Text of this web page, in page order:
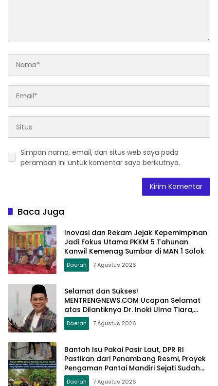
Simpan nama, email, dan situs web saya pada
peramban ini untuk komentar saya berikutnya.
Baca Juga
Inovasi dan Rekam Jejak Kepemimpinan
Jadi Fokus Utama PKKM 5 Tahunan
Kanwil Kemenag Sumbar di MAN 1 Solok
Daerah 7 Agustus 2026
Selamat dan Sukses!
MENTRENGNEWS.COM Ucapan Selamat
atas Dilantiknya Dr. Inoki Ulma Tiara,
S.Sos., M.Pd., sebagai Dirut PDAM Tirta
Alami Batusangkar
Daerah 7 Agustus 2026
Bantah Isu Pakai Pasir Laut, DPR RI
Pastikan dari Penambang Resmi, Proyek
Pengaman Pantai Mandiri Sejati Sudah
Sesuai Spesifikasi
Daerah 7 Agustus 2026